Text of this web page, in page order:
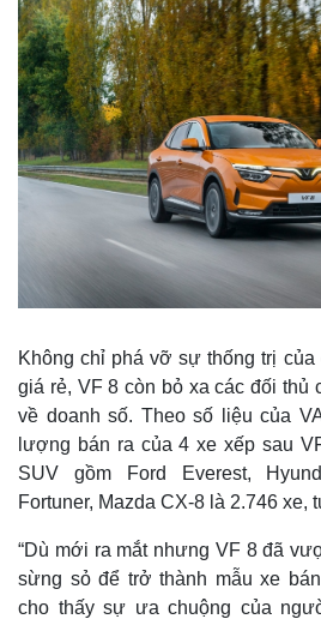
Không chỉ phá vỡ sự thống trị của
giá rẻ, VF 8 còn bỏ xa các đối thủ
về doanh số. Theo số liệu của
lượng bán ra của 4 xe xếp sau
SUV gồm Ford Everest,
Fortuner, Mazda CX-8 là 2.746
“Dù mới ra mắt nhưng VF 8 đã
sừng sỏ để trở thành mẫu xe
cho thấy sự ưa chuộng của